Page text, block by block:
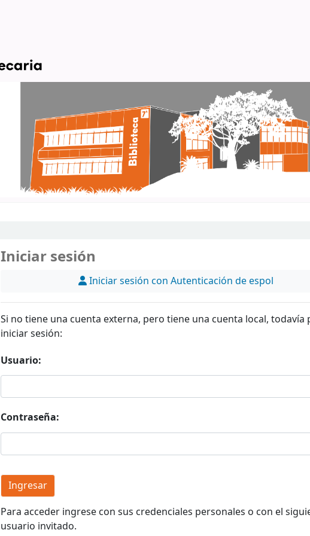
Iniciar sesión
Iniciar sesión con Autenticación de espol
Si no tiene una cuenta externa, pero tiene una cuenta local, todavía
iniciar sesión:
Usuario:
Contraseña:
Para acceder ingrese con sus credenciales personales o con el
usuario invitado.